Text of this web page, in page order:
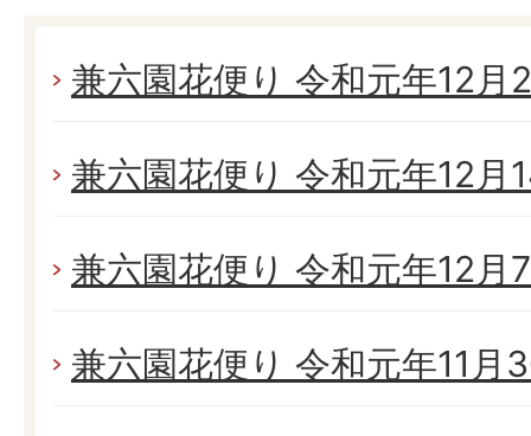
兼六園花便り 令和元年12月
兼六園花便り 令和元年12月
兼六園花便り 令和元年12月
兼六園花便り 令和元年11月